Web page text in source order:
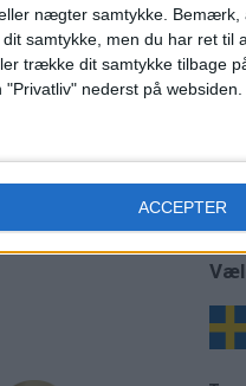
nægter samtykke. Bemærk,
samtykke, men du har ret til
trække dit samtykke tilbage
nederst på websiden.
ACCEPTER